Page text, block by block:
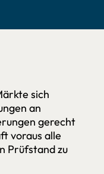
sich
an
gerecht
voraus alle
Prüfstand zu